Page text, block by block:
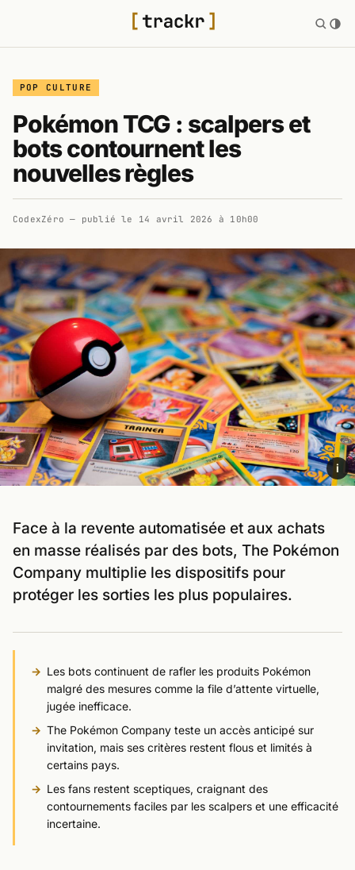
POP CULTURE
Pokémon TCG : scalpers et
bots contournent les
nouvelles règles
CodexZéro — publié le 14 avril 2026 à 10h00
i
Face à la revente automatisée et aux achats
en masse réalisés par des bots, The Pokémon
Company multiplie les dispositifs pour
protéger les sorties les plus populaires.
Les bots continuent de rafler les produits Pokémon
malgré des mesures comme la file d’attente virtuelle,
jugée inefficace.
The Pokémon Company teste un accès anticipé sur
invitation, mais ses critères restent flous et limités à
certains pays.
Les fans restent sceptiques, craignant des
contournements faciles par les scalpers et une efficacité
incertaine.